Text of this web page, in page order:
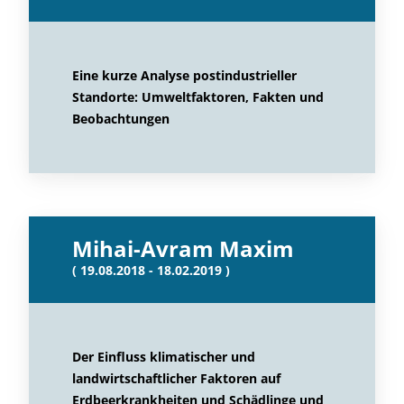
Eine kurze Analyse postindustrieller
Standorte: Umweltfaktoren, Fakten und
Beobachtungen
Mihai-Avram Maxim
( 19.08.2018 - 18.02.2019 )
Der Einfluss klimatischer und
landwirtschaftlicher Faktoren auf
Erdbeerkrankheiten und Schädlinge und